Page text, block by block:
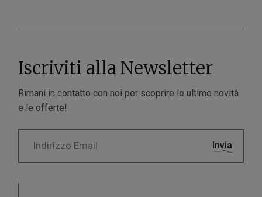
Iscriviti alla Newsletter
Rimani in contatto con noi per scoprire le ultime novità
e le offerte!
Invia